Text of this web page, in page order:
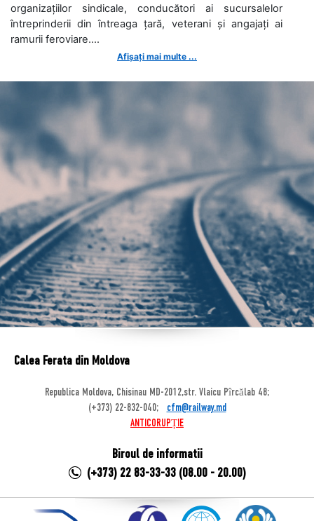
organizațiilor sindicale, conducători ai sucursalelor
întreprinderii din întreaga țară, veterani și angajați ai
ramurii feroviare....
Afișați mai multe ...
Calea Ferata din Moldova
Republica Moldova, Chisinau MD-2012,str. Vlaicu Pîrcălab 48;
(+373) 22-832-040;
cfm@railway.md
ANTICORUPȚIE
Biroul de informatii
(+373) 22 83-33-33 (08.00 - 20.00)